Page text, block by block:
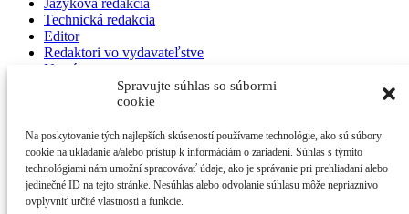
Spravujte súhlas so súbormi
cookie
Na poskytovanie tých najlepších skúseností používame technológie, ako sú súbory
cookie na ukladanie a/alebo prístup k informáciám o zariadení. Súhlas s týmito
technológiami nám umožní spracovávať údaje, ako je správanie pri prehliadaní alebo
jedinečné ID na tejto stránke. Nesúhlas alebo odvolanie súhlasu môže nepriaznivo
ovplyvniť určité vlastnosti a funkcie.
Technická redakcia
Editor
Redaktori vo vydavateľstve
Na záver
DoSlov
Novoveská 6086/10
841 07 Bratislava